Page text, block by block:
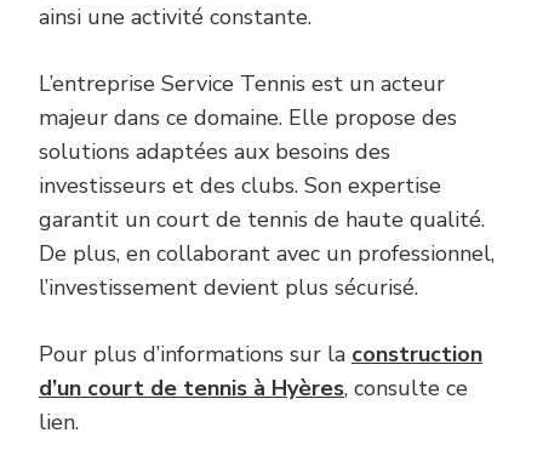
ainsi une activité constante.
L’entreprise Service Tennis est un acteur
majeur dans ce domaine. Elle propose des
solutions adaptées aux besoins des
investisseurs et des clubs. Son expertise
garantit un court de tennis de haute qualité.
De plus, en collaborant avec un professionnel,
l’investissement devient plus sécurisé.
Pour plus d’informations sur la construction
d’un court de tennis à Hyères, consulte ce
lien.